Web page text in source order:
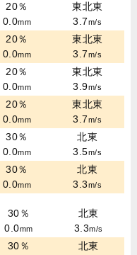
20％
0.0mm
東北東
3.7m/s
20％
0.0mm
東北東
3.7m/s
20％
0.0mm
東北東
3.9m/s
20％
0.0mm
東北東
3.7m/s
30％
0.0mm
北東
3.5m/s
30％
0.0mm
北東
3.3m/s
30％
0.0mm
北東
3.3m/s
30％
北東